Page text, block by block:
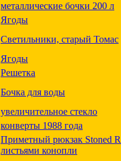
металлические бочки 200 л
Ягоды
Светильники, старый Томас
Ягоды
Решетка
Бочка для воды
увеличительное стекло
конверты 1988 года
Приметный рюкзак Stoned
листьями конопли